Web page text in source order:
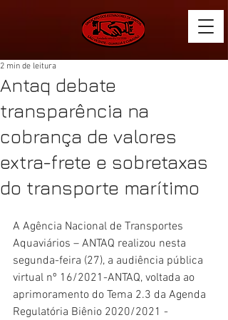
Antaq debate
transparência na
cobrança de valores
extra-frete e sobretaxas
do transporte marítimo
2 min de leitura
A Agência Nacional de Transportes
Aquaviários – ANTAQ realizou nesta
segunda-feira (27), a audiência pública
virtual nº 16/2021-ANTAQ, voltada ao
aprimoramento do Tema 2.3 da Agenda
Regulatória Biênio 2020/2021 -